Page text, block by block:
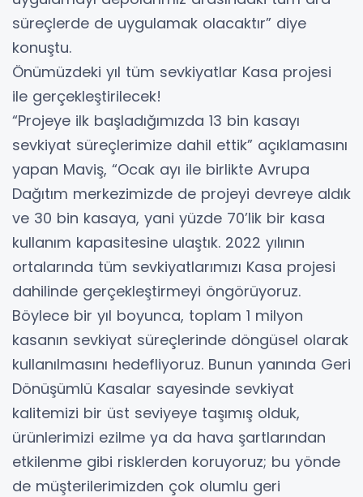
süreçlerde de uygulamak olacaktır” diye
konuştu.
Önümüzdeki yıl tüm sevkiyatlar Kasa projesi
ile gerçekleştirilecek!
“Projeye ilk başladığımızda 13 bin kasayı
sevkiyat süreçlerimize dahil ettik” açıklamasını
yapan Maviş, “Ocak ayı ile birlikte Avrupa
Dağıtım merkezimizde de projeyi devreye aldık
ve 30 bin kasaya, yani yüzde 70’lik bir kasa
kullanım kapasitesine ulaştık. 2022 yılının
ortalarında tüm sevkiyatlarımızı Kasa projesi
dahilinde gerçekleştirmeyi öngörüyoruz.
Böylece bir yıl boyunca, toplam 1 milyon
kasanın sevkiyat süreçlerinde döngüsel olarak
kullanılmasını hedefliyoruz. Bunun yanında Geri
Dönüşümlü Kasalar sayesinde sevkiyat
kalitemizi bir üst seviyeye taşımış olduk,
ürünlerimizi ezilme ya da hava şartlarından
etkilenme gibi risklerden koruyoruz; bu yönde
de müşterilerimizden çok olumlu geri